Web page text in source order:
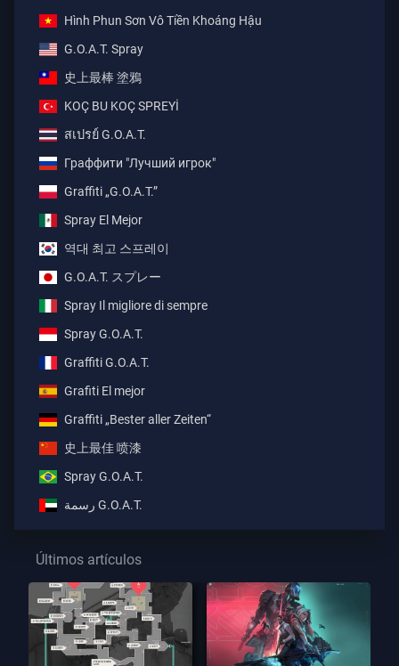
Hình Phun Sơn Vô Tiền Khoáng Hậu
G.O.A.T. Spray
史上最棒 塗鴉
KOÇ BU KOÇ SPREYİ
สเปรย์ G.O.A.T.
Граффити "Лучший игрок"
Graffiti „G.O.A.T.”
Spray El Mejor
역대 최고 스프레이
G.O.A.T. スプレー
Spray Il migliore di sempre
Spray G.O.A.T.
Graffiti G.O.A.T.
Grafiti El mejor
Graffiti „Bester aller Zeiten“
史上最佳 喷漆
Spray G.O.A.T.
رسمة G.O.A.T.
Últimos artículos